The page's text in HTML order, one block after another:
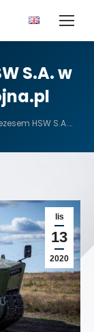
S.A. w
HSW S.A.…
lis
13
2020